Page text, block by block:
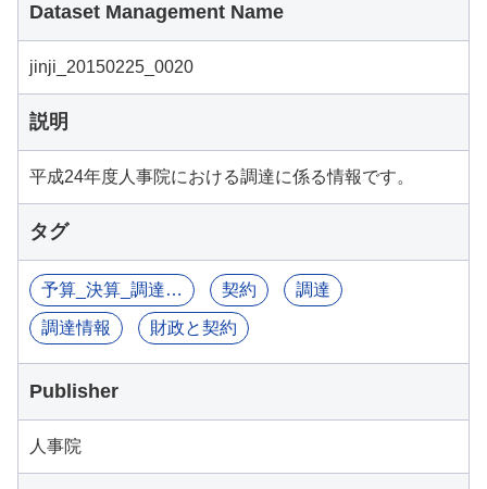
Dataset Management Name
jinji_20150225_0020
説明
平成24年度人事院における調達に係る情報です。
タグ
予算_決算_調達関連情報 契約 調達
調達情報 財政と契約
Publisher
人事院